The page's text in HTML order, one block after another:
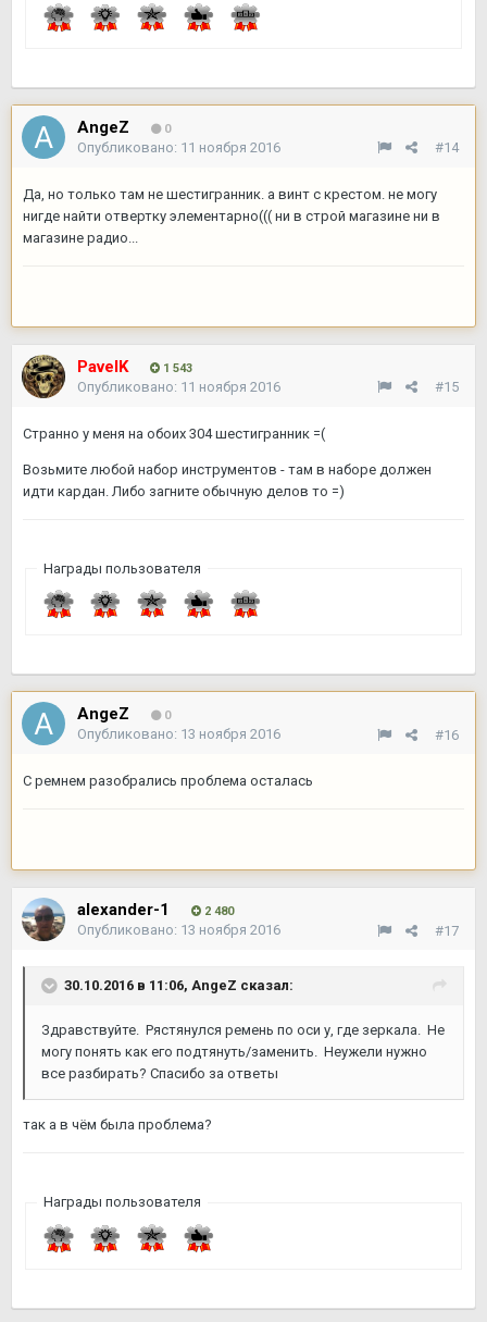
AngeZ 0
#14
Опубликовано: 11 ноября 2016
Да, но только там не шестигранник. а винт с крестом. не могу
нигде найти отвертку элементарно((( ни в строй магазине ни в
магазине радио...
PavelK 1 543
#15
Опубликовано: 11 ноября 2016
Странно у меня на обоих 304 шестигранник =(
Возьмите любой набор инструментов - там в наборе должен
идти кардан. Либо загните обычную делов то =)
Награды пользователя
AngeZ 0
#16
Опубликовано: 13 ноября 2016
С ремнем разобрались проблема осталась
alexander-1 2 480
#17
Опубликовано: 13 ноября 2016
30.10.2016 в 11:06, AngeZ сказал:
Здравствуйте. Рястянулся ремень по оси у, где зеркала. Не
могу понять как его подтянуть/заменить. Неужели нужно
все разбирать? Спасибо за ответы
так а в чём была проблема?
Награды пользователя